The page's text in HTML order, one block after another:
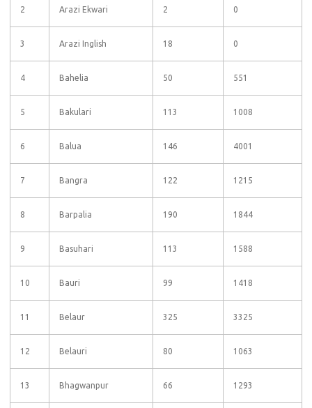
2 Arazi Ekwari 2 0
3 Arazi Inglish 18 0
4 Bahelia 50 551
5 Bakulari 113 1008
6 Balua 146 4001
7 Bangra 122 1215
8 Barpalia 190 1844
9 Basuhari 113 1588
10 Bauri 99 1418
11 Belaur 325 3325
12 Belauri 80 1063
13 Bhagwanpur 66 1293